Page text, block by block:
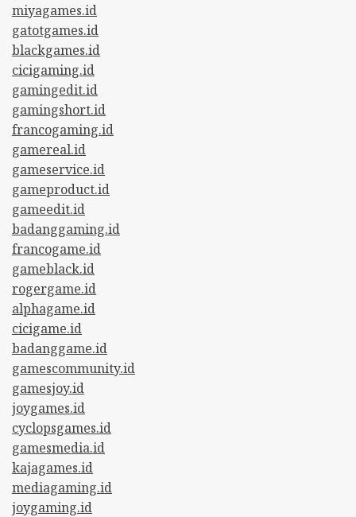
miyagames.id
gatotgames.id
blackgames.id
cicigaming.id
gamingedit.id
gamingshort.id
francogaming.id
gamereal.id
gameservice.id
gameproduct.id
gameedit.id
badanggaming.id
francogame.id
gameblack.id
rogergame.id
alphagame.id
cicigame.id
badanggame.id
gamescommunity.id
gamesjoy.id
joygames.id
cyclopsgames.id
gamesmedia.id
kajagames.id
mediagaming.id
joygaming.id